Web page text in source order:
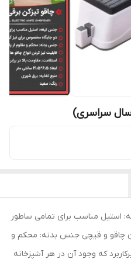
سراسری)
استیل مناسب برای تمامی ساطور
چاقو و قیچی جنس بدنه: محکم و
که وجود آن در هر آشپزخانه